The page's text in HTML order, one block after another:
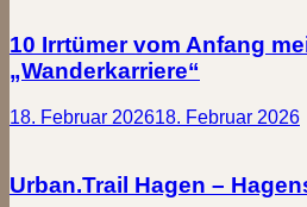
10 Irrtümer vom Anfang
„Wanderkarriere“
18. Februar 202618. Februar 2026
Urban.Trail Hagen –